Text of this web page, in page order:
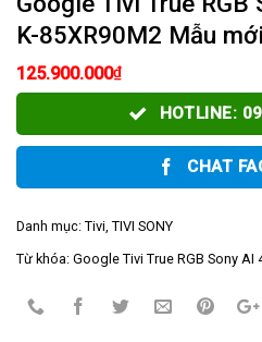
K-85XR90M2 Mẫu mới
125.900.000₫
HOTLINE:
CHAT
Danh mục: Tivi, TIVI SONY
Từ khóa: Google Tivi True RGB Sony